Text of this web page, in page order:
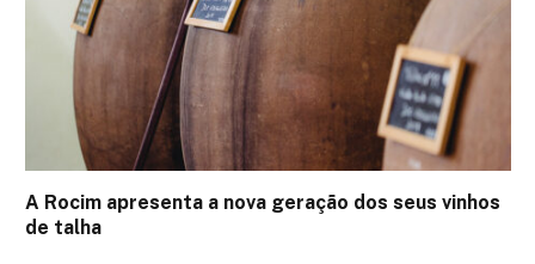
A Rocim apresenta a nova geração dos seus vinhos
de talha